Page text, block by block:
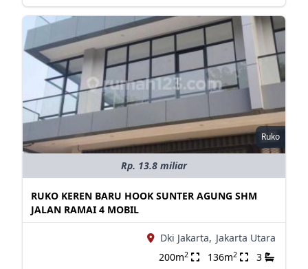
Ruko
Rp. 13.8 miliar
RUKO KEREN BARU HOOK SUNTER AGUNG SHM
JALAN RAMAI 4 MOBIL
Dki Jakarta, Jakarta Utara
200m2 136m2 3